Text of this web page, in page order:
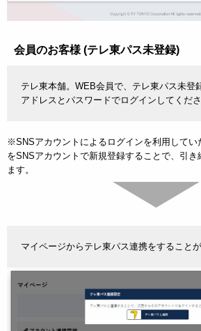
会員のお客様 (テレ東パス未登録)
テレ東本舗。WEB会員で、テレ東パス未登
アドレスとパスワードでログインしてくださ
※SNSアカウントによるログインを利用してい
をSNSアカウントで新規登録することで、引き
ます。
マイページからテレ東パス連携をすることが